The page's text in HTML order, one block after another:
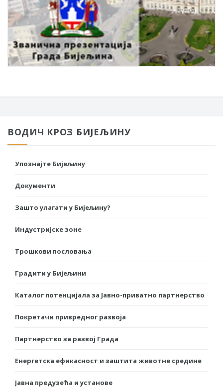
ВОДИЧ КРОЗ БИЈЕЉИНУ
Упознајте Бијељину
Документи
Зашто улагати у Бијељину?
Индустријске зоне
Трошкови пословања
Градити у Бијељини
Каталог потенцијала за Јавно-приватно партнерство
Покретачи привредног развоја
Партнерство за развој Града
Енергетска ефикасност и заштита животне средине
Јавна предузећа и установе